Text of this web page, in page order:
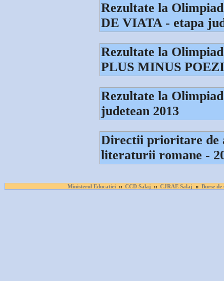
Rezultate la
DE VIATA - etapa
Rezultate la
PLUS MINUS
Rezultate la
judetean 2013
Directii prioritare de
literaturii romane -
Ministerul Educatiei :: CCD Salaj :: CJRAE Salaj :: Burse